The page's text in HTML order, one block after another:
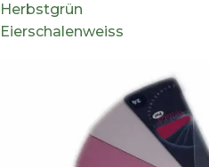
Herbstgrün
Eierschalenweiss